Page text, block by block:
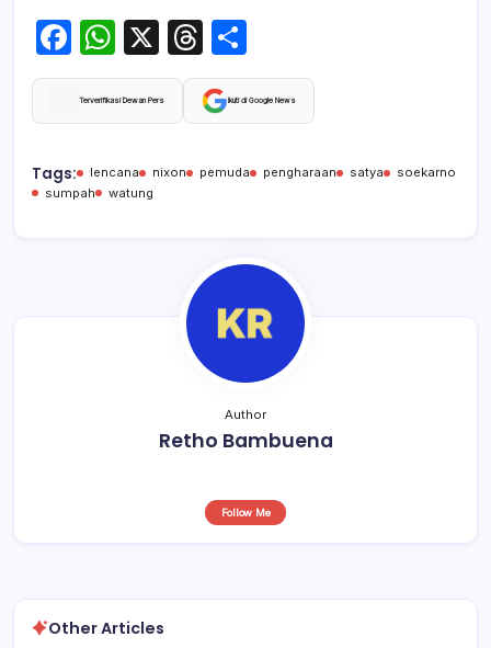
F
a
c
b
o
W
h
at
A
p
X
T
hr
e
d
h
ar
Terverifikasi Dewan Pers Ikuti di Google News
Tags: lencana nixon pemuda pengharaan satya
soekarno
sumpah
watung
Author
Retho Bambuena
Follow Me
Other Articles